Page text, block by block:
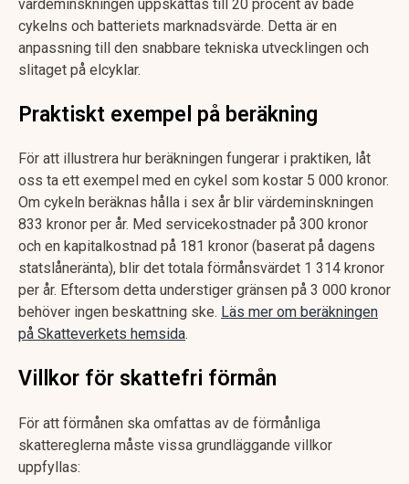
värdeminskningen uppskattas till 20 procent av både
cykelns och batteriets marknadsvärde. Detta är en
anpassning till den snabbare tekniska utvecklingen och
slitaget på elcyklar.
Praktiskt exempel på beräkning
För att illustrera hur beräkningen fungerar i praktiken, låt
oss ta ett exempel med en cykel som kostar 5 000 kronor.
Om cykeln beräknas hålla i sex år blir värdeminskningen
833 kronor per år. Med servicekostnader på 300 kronor
och en kapitalkostnad på 181 kronor (baserat på dagens
statslåneränta), blir det totala förmånsvärdet 1 314 kronor
per år. Eftersom detta understiger gränsen på 3 000 kronor
behöver ingen beskattning ske. Läs mer om beräkningen
på Skatteverkets hemsida.
Villkor för skattefri förmån
För att förmånen ska omfattas av de förmånliga
skattereglerna måste vissa grundläggande villkor
uppfyllas: